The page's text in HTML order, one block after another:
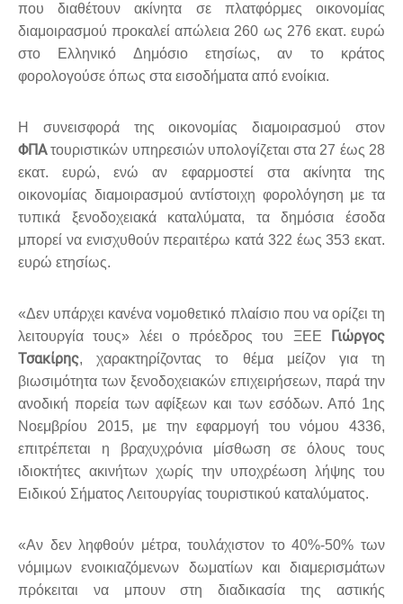
που διαθέτουν ακίνητα σε πλατφόρμες οικονομίας
διαμοιρασμού προκαλεί απώλεια 260 ως 276 εκατ. ευρώ
στο Ελληνικό Δημόσιο ετησίως, αν το κράτος
φορολογούσε όπως στα εισοδήματα από ενοίκια.
Η συνεισφορά της οικονομίας διαμοιρασμού στον
ΦΠΑτουριστικών υπηρεσιών υπολογίζεται στα 27 έως 28
εκατ. ευρώ, ενώ αν εφαρμοστεί στα ακίνητα της
οικονομίας διαμοιρασμού αντίστοιχη φορολόγηση με τα
τυπικά ξενοδοχειακά καταλύματα, τα δημόσια έσοδα
μπορεί να ενισχυθούν περαιτέρω κατά 322 έως 353 εκατ.
ευρώ ετησίως.
«Δεν υπάρχει κανένα νομοθετικό πλαίσιο που να ορίζει τη
λειτουργία τους» λέει ο πρόεδρος του ΞΕΕ
Γιώργος
Τσακίρης, χαρακτηρίζοντας το θέμα μείζον για τη
βιωσιμότητα των ξενοδοχειακών επιχειρήσεων, παρά την
ανοδική πορεία των αφίξεων και των εσόδων. Από 1ης
Νοεμβρίου 2015, με την εφαρμογή του νόμου 4336,
επιτρέπεται η βραχυχρόνια μίσθωση σε όλους τους
ιδιοκτήτες ακινήτων χωρίς την υποχρέωση λήψης του
Ειδικού Σήματος Λειτουργίας τουριστικού καταλύματος.
«Αν δεν ληφθούν μέτρα, τουλάχιστον το 40%-50% των
νόμιμων ενοικιαζόμενων δωματίων και διαμερισμάτων
πρόκειται να μπουν στη διαδικασία της αστικής